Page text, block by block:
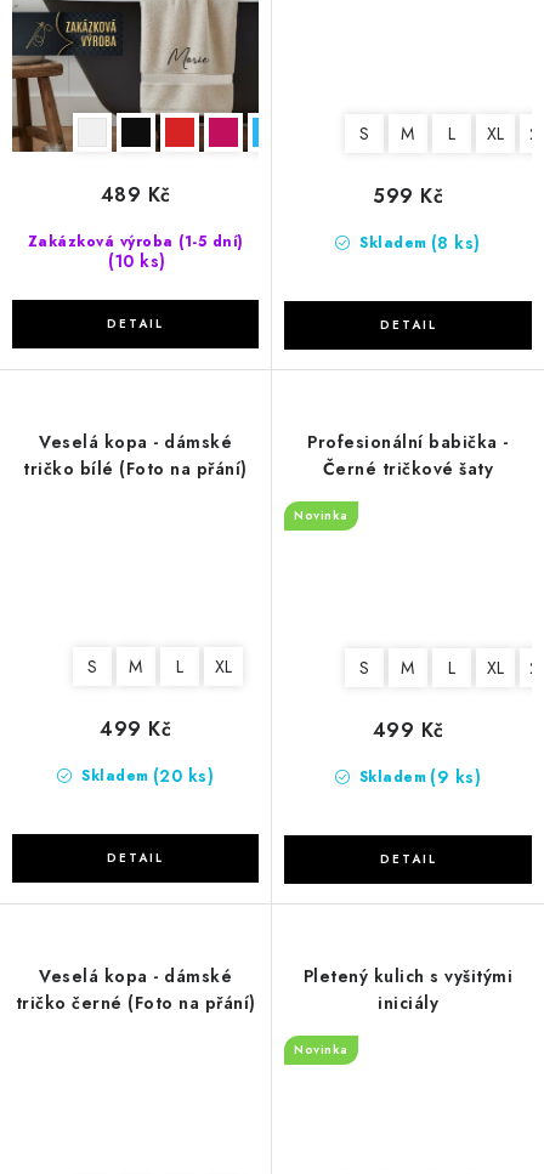
Zakázková výroba (1-5 dní)
(10 ks)
489 Kč
S M L XL
Skladem (8 ks)
599 Kč
Veselá kopa - dámské
tričko bílé (Foto na přání)
S M L XL
Skladem (20 ks)
499 Kč
Profesionální babička -
Černé tričkové šaty
Novinka
S M L XL
Skladem (9 ks)
499 Kč
Veselá kopa - dámské
tričko černé (Foto na přání)
Pletený kulich s vyšitými
iniciály
Novinka